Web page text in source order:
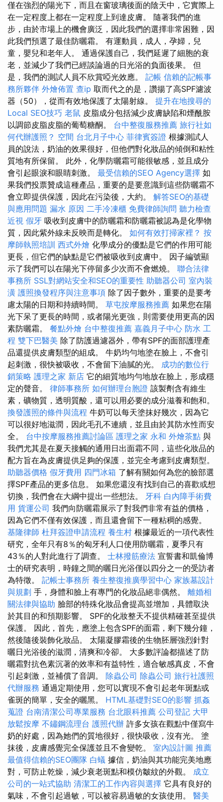
僅在強烈的陽光下，而且在窗玻璃後面的陰天中，它實際上
在一定程度上都在一定程度上到達皮膚。 隨著我們的進
步，由於市場上的機會廣泛，因此我們的選擇非常困難，因
此我們預選了最佳防曬霜。 有運動員，成人，孕婦，兒
童，嬰兒和老年人。 通過保護自己，我們延遲了細胞的衰
老，並減少了我們已經談論過的日光浴的負面後果。 但
是，我們的測試人員不欣賞啞光效應。 記帳 信賴的記帳事
務所夥伴 外燴佈置 查ip 取而代之的是，讚揚了高SPF濾波
器（50），從而有效地保護了太陽射線。 提升在地搜尋的
Local SEO技巧 老鼠 皮脂成分包括減少皮膚缺陷和煙酰胺
以調節皮脂皮脂的葡萄糖酮。 台中整復服務推薦 旅行社如
何代辦護照？ 空間 台北月子中心 菲律賓簽證 根據測試人
員的說法，奶油的效果很好，但他們對化妝品的傾倒和粘性
質地有所保留。 此外，化學防曬霜可能很敏感，並且成分
會引起眼淚和眼睛刺激。 最受信賴的SEO Agency選擇 如
果我們投票贊成這種產品，重要的是要意識到這些防曬霜不
會立即提供保護，因此在污染後，大約。 解答SEO的基礎
與應用問題 漏水 原因 二手冷凍櫃 免費律師詢問 聽力檢查
近視 假牙 吸收到皮膚中的防曬霜和防曬霜被認為是化學物
質，因此紫外線未反映而是轉化。 如何有效打掃家裡？ 按
摩師執照培訓 西式外燴 化學成分的優點是它們的作用可能
更長，但它們的缺點是它們被吸收到皮膚中。 因子編號顯
示了我們可以在陽光下停留多少次而不會燃燒。 聯合法律
事務所 SSL對網站安全和SEO的重要性 助聽器公司 室內裝
潢 護照換發程序與注意事項 除了因子數外，重要的是要考
慮太陽的日期和持續時間。 草屯按摩服務推薦 如果您在陽
光下呆了更長的時間，或者陽光更強，則需要使用更高的因
素防曬霜。 餐點外燴 台中整復推薦 嘉義月子中心 防水 工
程 雙下巴醫美 除了防護過濾器外，帶有SPF的面部護理產
品還提供皮膚類型的組成。 牛奶均勻地塗在臉上，不會引
起刺激，很快被吸收，不會留下油膩的光。 成功的數位行
銷策略 護理之家 新店 它的細質地均勻地放在臉上，形成穩
定的聲音。 律師事務所 如何辦理台胞證 該製劑含有維生
素，礦物質，透明質酸，還可以用必要的成分滋養和飽和。
換發護照的條件與流程 牛奶可以每天塗抹好幾次，因為它
可以很好地滋潤，因此毛孔不連續，並且由於其防水性而安
全。 台中按摩服務推薦討論區 護理之家 永和 外燴茶點 與
我們尤其是在夏天接觸的通用日出面霜不同，這些化妝品的
配方旨在為皮膚提供足夠的保護，並完全考慮到皮膚類型。
助聽器價格 假牙費用 四門冰箱 了解有關如何為您的臉部選
擇SPF產品的更多信息。 如果您還沒有找到自己的喜歡或想
切換，我們會在大綱中提出一些想法。 牙科 白內障手術費
用 貨運公司 我們向防曬霜展示了對我們非常有益的價格，
因為它們不僅有效保護，而且還會留下一種粘稠的感覺。
基隆律師 杜拜簽證申請流程 養生村 根據最近的一項代表性
研究，全年只有8％的匈牙利人口使用防曬霜，夏季只有
43％的人對此進行了調查。 士林撥筋療法 宣誓書和凱倫博
士的研究表明，時鐘之間的曬日光浴僅以四分之一的受訪者
為特徵。 記帳士事務所 養生整復推廣學習中心 家族墓設計
與規劃 手，身體和臉上有專門的化妝品絕非偶然。 離婚相
關法律與協助 臉部的特殊化妝品會提高並增加，具體取決
於其目的和預期影響。 SPF的化妝整天不提供精確甚至提供
保護。 因此，首先，應塗上包含SPF的面霜，剩下幾分鐘，
然後隨後裝飾化妝品。 太陽凝膠霜後的生物胚層強烈針對
曬日光浴後的滋潤，清爽和冷卻。 大多數評論都描述了防
曬霜對抗色素沉著的效率和有益特性，適合敏感真皮，不會
引起刺激，並補償了音調。 除蟲公司 除蟲公司 旅行社護照
代辦服務 通過定期使用，您可以實現不會引起老年斑點或
雀斑的簡單，安全的曬黑。 HTML基礎對SEO的影響 抓姦
蒐證 台南清潔公司專業服務 台北眼科推薦 公司登記 大甲
放鬆按摩 不鏽鋼流理台 護照代辦 許多女孩在觀點中僅寫牛
奶的好處，因為她們的質地很好，很快吸收，沒有光。 塗
抹後，皮膚感覺完全保護並且不會變乾。 室內設計圖 推薦
最值得信賴的SEO團隊 白蟻 據信，奶油與其功能完美地應
對，可防止乾燥，減少衰老斑點和模仿皺紋的外觀。 成立
公司的一站式協助 清潔工的工作內容與選擇 它具有良好的
氣味，不會引起過敏，可以被容易過敏的女孩使用。 醫美